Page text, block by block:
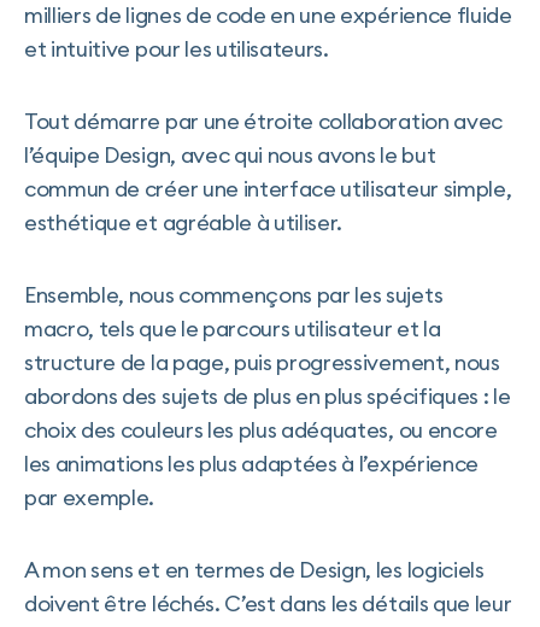
milliers de lignes de code en une expérience fluide
et intuitive pour les utilisateurs.
Tout démarre par une étroite collaboration avec
l’équipe Design, avec qui nous avons le but
commun de créer une interface utilisateur simple,
esthétique et agréable à utiliser.
Ensemble, nous commençons par les sujets
macro, tels que le parcours utilisateur et la
structure de la page, puis progressivement, nous
abordons des sujets de plus en plus spécifiques : le
choix des couleurs les plus adéquates, ou encore
les animations les plus adaptées à l’expérience
par exemple.
A mon sens et en termes de Design, les logiciels
doivent être léchés. C’est dans les détails que leur